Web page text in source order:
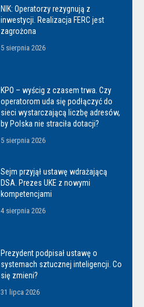
NIK: Operatorzy rezygnują z
inwestycji. Realizacja FERC jest
zagrożona
5 sierpnia 2026
KPO – wyścig z czasem trwa. Czy
operatorom uda się podłączyć do
sieci wystarczającą liczbę adresów,
by Polska nie straciła dotacji?
5 sierpnia 2026
Sejm przyjął ustawę wdrażającą
DSA. Prezes UKE z nowymi
kompetencjami
4 sierpnia 2026
Prezydent podpisał ustawę o
systemach sztucznej inteligencji. Co
się zmieni?
31 lipca 2026